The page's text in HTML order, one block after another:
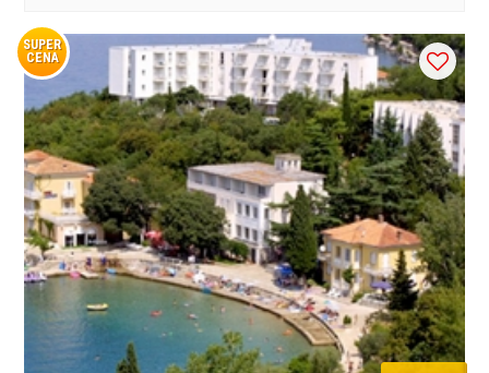
SUPER
CENA